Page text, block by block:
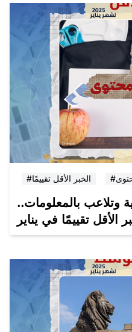
#الخبر الأقل تقييمًا
وتلاعب بالمعلومات..
الأقل تقييمًا في يناير